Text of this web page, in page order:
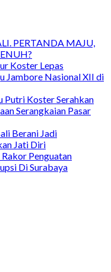
PERTANDA MAJU,
Koster Lepas
Jambore Nasional XII di
Putri Koster Serahkan
Serangkaian Pasar
Berani Jadi
Jati Diri
Penguatan
Di Surabaya